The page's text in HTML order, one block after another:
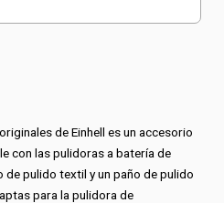
de Einhell es un accesorio
con las pulidoras a batería de
de pulido textil y un paño de pulido
para la pulidora de